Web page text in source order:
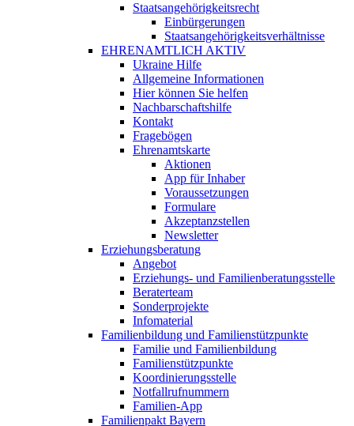
Staatsangehörigkeitsrecht
Einbürgerungen
Staatsangehörigkeitsverhältnisse
EHRENAMTLICH AKTIV
Ukraine Hilfe
Allgemeine Informationen
Hier können Sie helfen
Nachbarschaftshilfe
Kontakt
Fragebögen
Ehrenamtskarte
Aktionen
App für Inhaber
Voraussetzungen
Formulare
Akzeptanzstellen
Newsletter
Erziehungsberatung
Angebot
Erziehungs- und Familienberatungsstelle
Beraterteam
Sonderprojekte
Infomaterial
Familienbildung und Familienstützpunkte
Familie und Familienbildung
Familienstützpunkte
Koordinierungsstelle
Notfallrufnummern
Familien-App
Familienpakt Bayern